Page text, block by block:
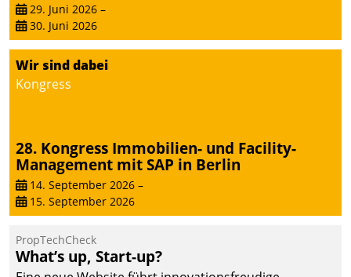
29. Juni 2026 –
30. Juni 2026
Wir sind dabei
Kongress
28. Kongress Immobilien- und Facility-
Management mit SAP in Berlin
14. September 2026 –
15. September 2026
PropTechCheck
What’s up, Start-up?